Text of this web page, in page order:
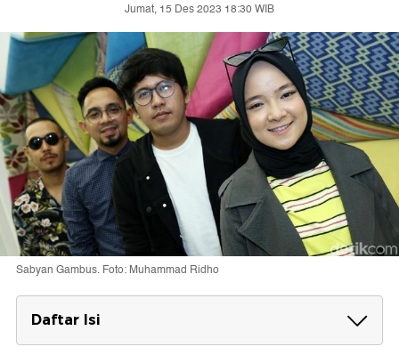
Jumat, 15 Des 2023 18:30 WIB
Sabyan Gambus. Foto: Muhammad Ridho
Daftar Isi
Ya Habibana Ali Lirik Arab dan Terjemahan